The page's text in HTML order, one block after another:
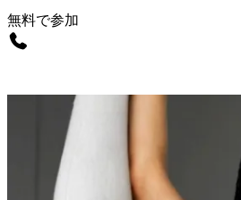
無料で参加